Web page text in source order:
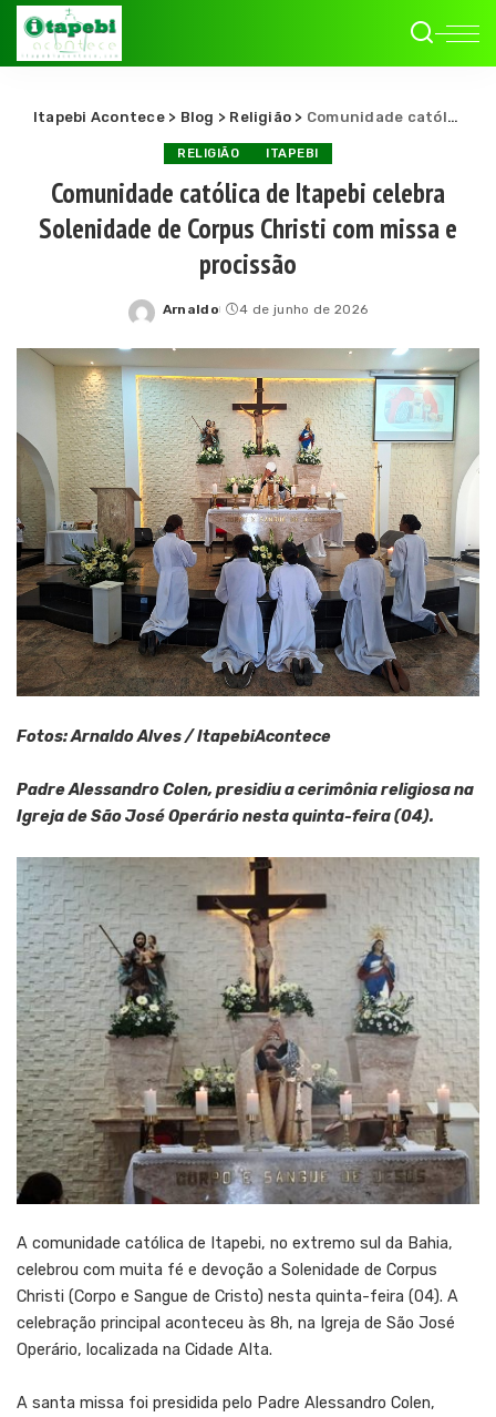
Itapebi Acontece> Blog > Religião > Comunidade católica de Itapebi celebra Solenidade de Corpus Christi com missa e procissão
RELIGIÃO ITAPEBI
Comunidade católica de Itapebi celebra
Solenidade de Corpus Christi com missa e
procissão
Posted
Arnaldo 4 de junho de 2026
Fotos: Arnaldo Alves / ItapebiAcontece
Padre Alessandro Colen, presidiu a cerimônia religiosa na
Igreja de São José Operário nesta quinta-feira (04).
A comunidade católica de Itapebi, no extremo sul da Bahia,
celebrou com muita fé e devoção a Solenidade de Corpus
Christi (Corpo e Sangue de Cristo) nesta quinta-feira (04). A
celebração principal aconteceu às 8h, na Igreja de São José
Operário, localizada na Cidade Alta.
A santa missa foi presidida pelo Padre Alessandro Colen,